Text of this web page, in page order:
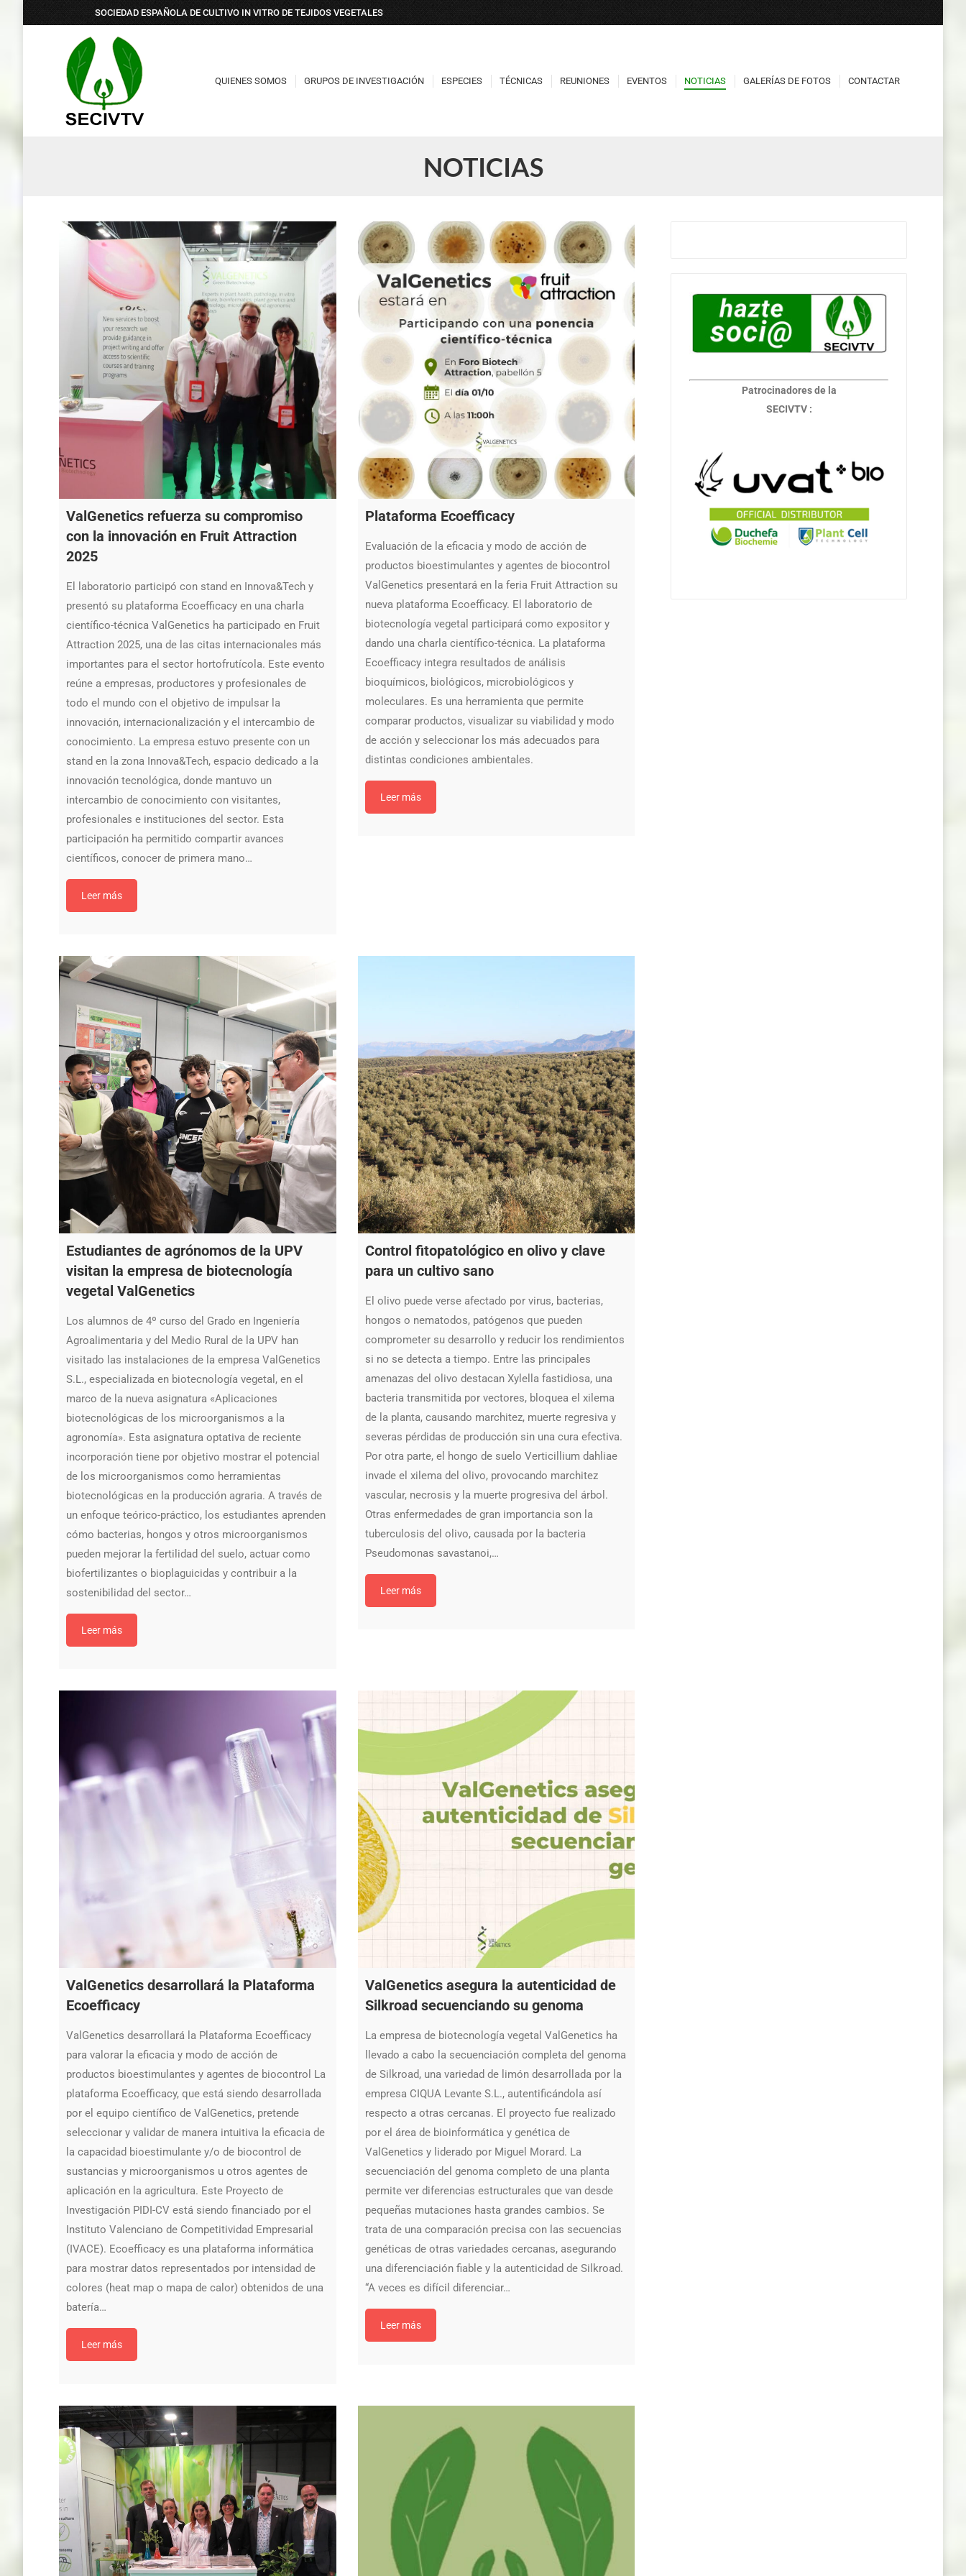
SOCIEDAD ESPAÑOLA DE CULTIVO IN VITRO DE TEJIDOS VEGETALES
QUIENES SOMOS GRUPOS DE INVESTIGACIÓN ESPECIES TÉCNICAS REUNIONES EVENTOS NOTICIAS GALERÍAS DE FOTOS CONTACTAR
NOTICIAS
ValGenetics refuerza su compromiso
con la innovación en Fruit Attraction
2025
El laboratorio participó con stand en Innova&Tech y
presentó su plataforma Ecoefficacy en una charla
científico-técnica ValGenetics ha participado en Fruit
Attraction 2025, una de las citas internacionales más
importantes para el sector hortofrutícola. Este evento
reúne a empresas, productores y profesionales de
todo el mundo con el objetivo de impulsar la
innovación, internacionalización y el intercambio de
conocimiento. La empresa estuvo presente con un
stand en la zona Innova&Tech, espacio dedicado a la
innovación tecnológica, donde mantuvo un
intercambio de conocimiento con visitantes,
profesionales e instituciones del sector. Esta
participación ha permitido compartir avances
científicos, conocer de primera mano…
Leer más
Plataforma Ecoefficacy
Evaluación de la eficacia y modo de acción de
productos bioestimulantes y agentes de biocontrol
ValGenetics presentará en la feria Fruit Attraction su
nueva plataforma Ecoefficacy. El laboratorio de
biotecnología vegetal participará como expositor y
dando una charla científico-técnica. La plataforma
Ecoefficacy integra resultados de análisis
bioquímicos, biológicos, microbiológicos y
moleculares. Es una herramienta que permite
comparar productos, visualizar su viabilidad y modo
de acción y seleccionar los más adecuados para
distintas condiciones ambientales.
Leer más
Estudiantes de agrónomos de la UPV
visitan la empresa de biotecnología
vegetal ValGenetics
Los alumnos de 4º curso del Grado en Ingeniería
Agroalimentaria y del Medio Rural de la UPV han
visitado las instalaciones de la empresa ValGenetics
S.L., especializada en biotecnología vegetal, en el
marco de la nueva asignatura «Aplicaciones
biotecnológicas de los microorganismos a la
agronomía». Esta asignatura optativa de reciente
incorporación tiene por objetivo mostrar el potencial
de los microorganismos como herramientas
biotecnológicas en la producción agraria. A través de
un enfoque teórico-práctico, los estudiantes aprenden
cómo bacterias, hongos y otros microorganismos
pueden mejorar la fertilidad del suelo, actuar como
biofertilizantes o bioplaguicidas y contribuir a la
sostenibilidad del sector…
Leer más
Control fitopatológico en olivo y clave
para un cultivo sano
El olivo puede verse afectado por virus, bacterias,
hongos o nematodos, patógenos que pueden
comprometer su desarrollo y reducir los rendimientos
si no se detecta a tiempo. Entre las principales
amenazas del olivo destacan Xylella fastidiosa, una
bacteria transmitida por vectores, bloquea el xilema
de la planta, causando marchitez, muerte regresiva y
severas pérdidas de producción sin una cura efectiva.
Por otra parte, el hongo de suelo Verticillium dahliae
invade el xilema del olivo, provocando marchitez
vascular, necrosis y la muerte progresiva del árbol.
Otras enfermedades de gran importancia son la
tuberculosis del olivo, causada por la bacteria
Pseudomonas savastanoi,…
Leer más
ValGenetics desarrollará la Plataforma
Ecoefficacy
ValGenetics desarrollará la Plataforma Ecoefficacy
para valorar la eficacia y modo de acción de
productos bioestimulantes y agentes de biocontrol La
plataforma Ecoefficacy, que está siendo desarrollada
por el equipo científico de ValGenetics, pretende
seleccionar y validar de manera intuitiva la eficacia de
la capacidad bioestimulante y/o de biocontrol de
sustancias y microorganismos u otros agentes de
aplicación en la agricultura. Este Proyecto de
Investigación PIDI-CV está siendo financiado por el
Instituto Valenciano de Competitividad Empresarial
(IVACE). Ecoefficacy es una plataforma informática
para mostrar datos representados por intensidad de
colores (heat map o mapa de calor) obtenidos de una
batería…
Leer más
ValGenetics asegura la autenticidad de
Silkroad secuenciando su genoma
La empresa de biotecnología vegetal ValGenetics ha
llevado a cabo la secuenciación completa del genoma
de Silkroad, una variedad de limón desarrollada por la
empresa CIQUA Levante S.L., autentificándola así
respecto a otras cercanas. El proyecto fue realizado
por el área de bioinformática y genética de
ValGenetics y liderado por Miguel Morard. La
secuenciación del genoma completo de una planta
permite ver diferencias estructurales que van desde
pequeñas mutaciones hasta grandes cambios. Se
trata de una comparación precisa con las secuencias
genéticas de otras variedades cercanas, asegurando
una diferenciación fiable y la autenticidad de Silkroad.
“A veces es difícil diferenciar…
Leer más
Patrocinadores de la
SECIVTV :
QUIENES SOMOS GRUPOS DE INVESTIGACIÓN ESPECIES TÉCNICAS REUNIONES EVENTOS NOTICIAS GALERÍAS DE FOTOS CONTACTAR